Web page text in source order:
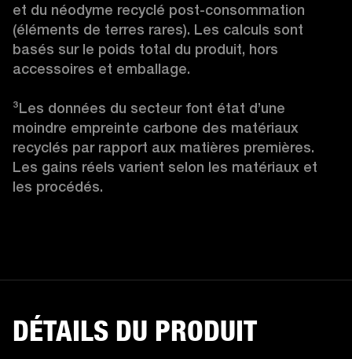
et du néodyme recyclé post-consommation
(éléments de terres rares). Les calculs sont
basés sur le poids total du produit, hors
accessoires et emballage.
³Les données du secteur font état d’une
moindre empreinte carbone des matériaux
recyclés par rapport aux matières premières.
Les gains réels varient selon les matériaux et
les procédés.
DÉTAILS DU PRODUIT